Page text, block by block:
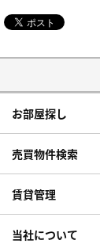
お部屋探し
売買物件検索
賃貸管理
当社について